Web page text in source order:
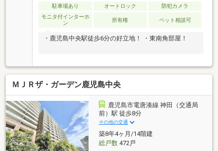
駐車場あり オートロック
防犯カメラ
モニタ付インターホ
ン
所有権 ペット相談可
・鹿児島中央駅徒歩6分の好立地！ ・東南角部屋！
ＭＪＲザ・ガーデン鹿児島中央
鹿児島市電唐湊線 神田（交通局
前）駅 徒歩8分
その他の交通
築8年4ヶ月/14階建
総戸数472戸